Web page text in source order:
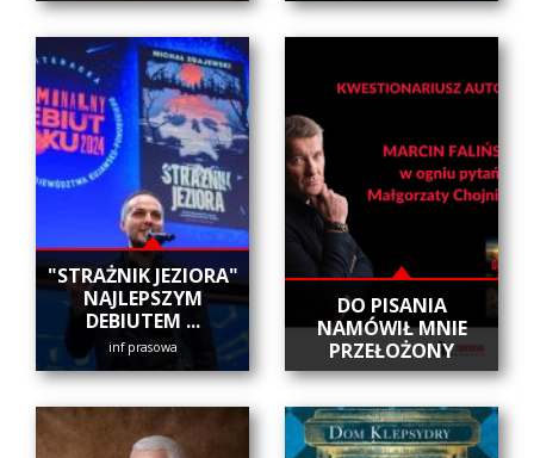
"STRAŻNIK JEZIORA"
NAJLEPSZYM
DEBIUTEM ...
inf prasowa
DO PISANIA
NAMÓWIŁ MNIE
PRZEŁOŻONY